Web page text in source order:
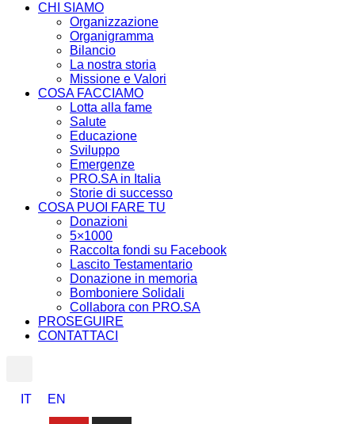
CHI SIAMO
Organizzazione
Organigramma
Bilancio
La nostra storia
Missione e Valori
COSA FACCIAMO
Lotta alla fame
Salute
Educazione
Sviluppo
Emergenze
PRO.SA in Italia
Storie di successo
COSA PUOI FARE TU
Donazioni
5×1000
Raccolta fondi su Facebook
Lascito Testamentario
Donazione in memoria
Bomboniere Solidali
Collabora con PRO.SA
PROSEGUIRE
CONTATTACI
IT EN